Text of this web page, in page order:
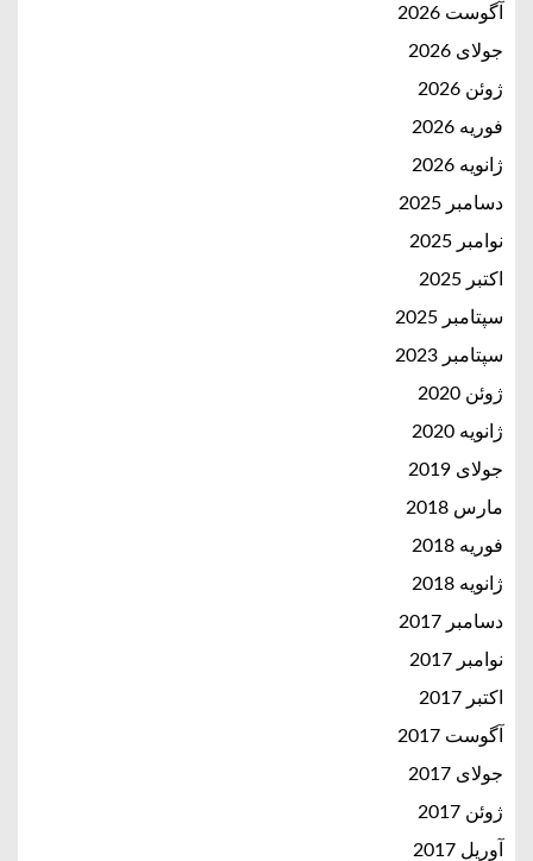
آگوست 2026
جولای 2026
ژوئن 2026
فوریه 2026
ژانویه 2026
دسامبر 2025
نوامبر 2025
اکتبر 2025
سپتامبر 2025
سپتامبر 2023
ژوئن 2020
ژانویه 2020
جولای 2019
مارس 2018
فوریه 2018
ژانویه 2018
دسامبر 2017
نوامبر 2017
اکتبر 2017
آگوست 2017
جولای 2017
ژوئن 2017
آوریل 2017